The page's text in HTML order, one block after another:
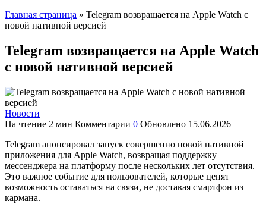
Главная страница » Telegram возвращается на Apple Watch с
новой нативной версией
Telegram возвращается на Apple Watch
с новой нативной версией
Новости
На чтение 2 мин Комментарии 0 Обновлено 15.06.2026
Telegram анонсировал запуск совершенно новой нативной
приложения для Apple Watch, возвращая поддержку
мессенджера на платформу после нескольких лет отсутствия.
Это важное событие для пользователей, которые ценят
возможность оставаться на связи, не доставая смартфон из
кармана.